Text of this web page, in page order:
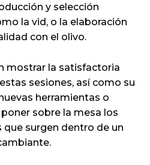
y selección
la vid, o la elaboración
con el olivo.
mostrar la satisfactoria
sesiones, así como su
herramientas o
sobre la mesa los
surgen dentro de un